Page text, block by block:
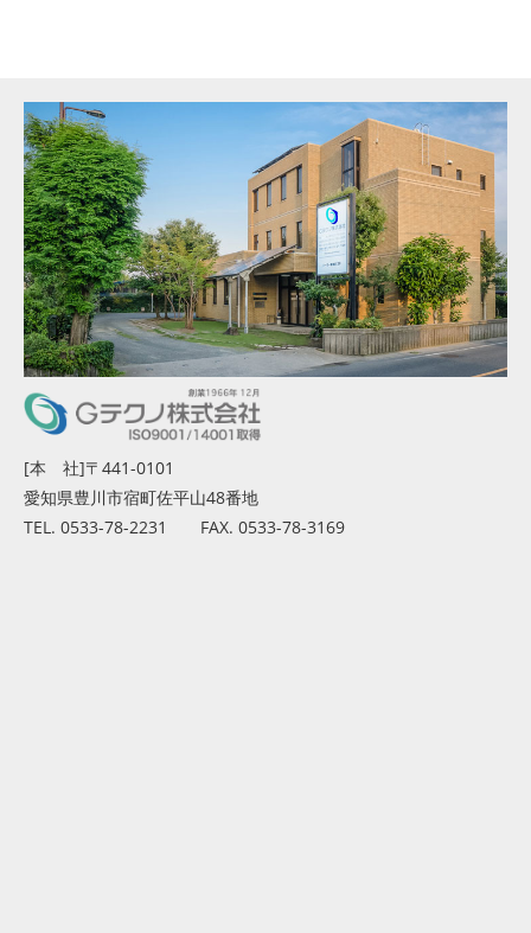
[本 社]〒441-0101
愛知県豊川市宿町佐平山48番地
TEL. 0533-78-2231 FAX. 0533-78-3169